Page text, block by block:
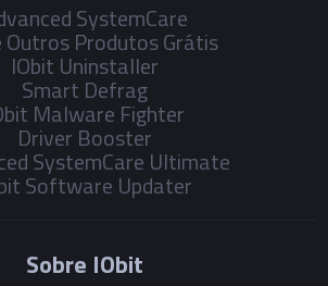
SystemCare
Outros Produtos Grátis
IObit Uninstaller
Smart Defrag
Malware Fighter
Driver Booster
SystemCare Ultimate
Software Updater
Sobre IObit